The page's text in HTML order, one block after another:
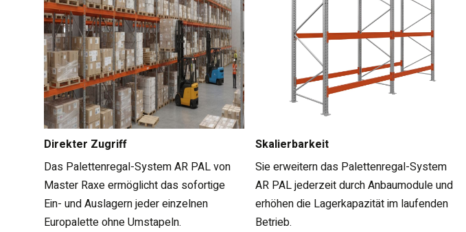
Direkter Zugriff
Das Palettenregal-System AR PAL von
Master Raxe ermöglicht das sofortige
Ein- und Auslagern jeder einzelnen
Europalette ohne Umstapeln.
Skalierbarkeit
Sie erweitern das Palettenregal-System
AR PAL jederzeit durch Anbaumodule und
erhöhen die Lagerkapazität im laufenden
Betrieb.